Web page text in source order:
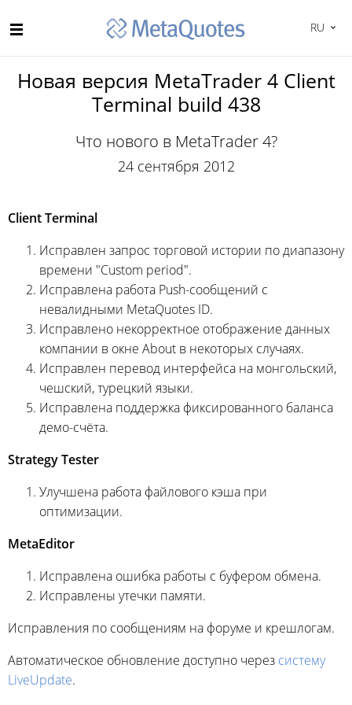
RU
Новая версия MetaTrader 4 Client
Terminal build 438
Что нового в MetaTrader 4?
24 сентября 2012
Client Terminal
Исправлен запрос торговой истории по диапазону
времени "Custom period".
Исправлена работа Push-сообщений с
невалидными MetaQuotes ID.
Исправлено некорректное отображение данных
компании в окне About в некоторых случаях.
Исправлен перевод интерфейса на монгольский,
чешский, турецкий языки.
Исправлена поддержка фиксированного баланса
демо-счёта.
Strategy Tester
Улучшена работа файлового кэша при
оптимизации.
MetaEditor
Исправлена ошибка работы с буфером обмена.
Исправлены утечки памяти.
Исправления по сообщениям на форуме и крешлогам.
Автоматическое обновление доступно через систему
LiveUpdate.